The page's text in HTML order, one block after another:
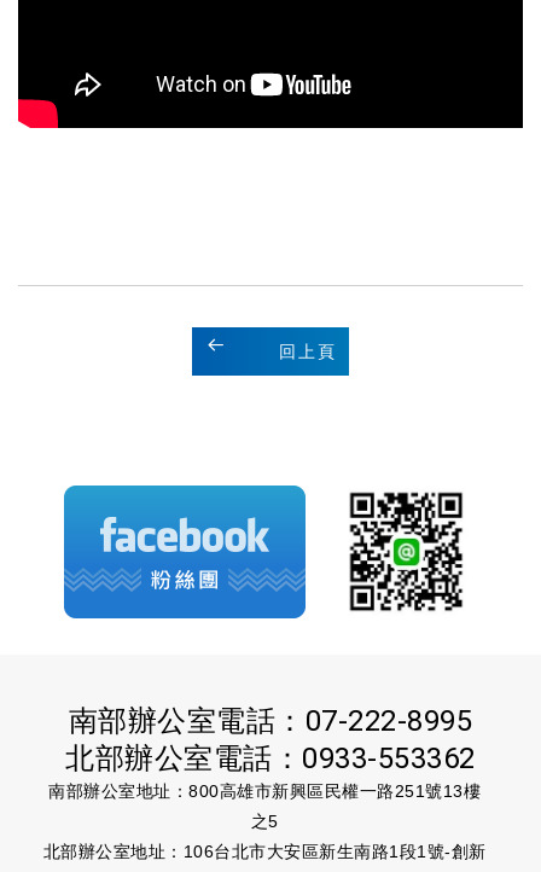
回上頁
南部辦公室電話： 07-222-8995
北部辦公室電話： 0933-553362
南部辦公室地址：800高雄市新興區民權一路251號13樓
之5
北部辦公室地址：106台北市大安區新生南路1段1號-創新